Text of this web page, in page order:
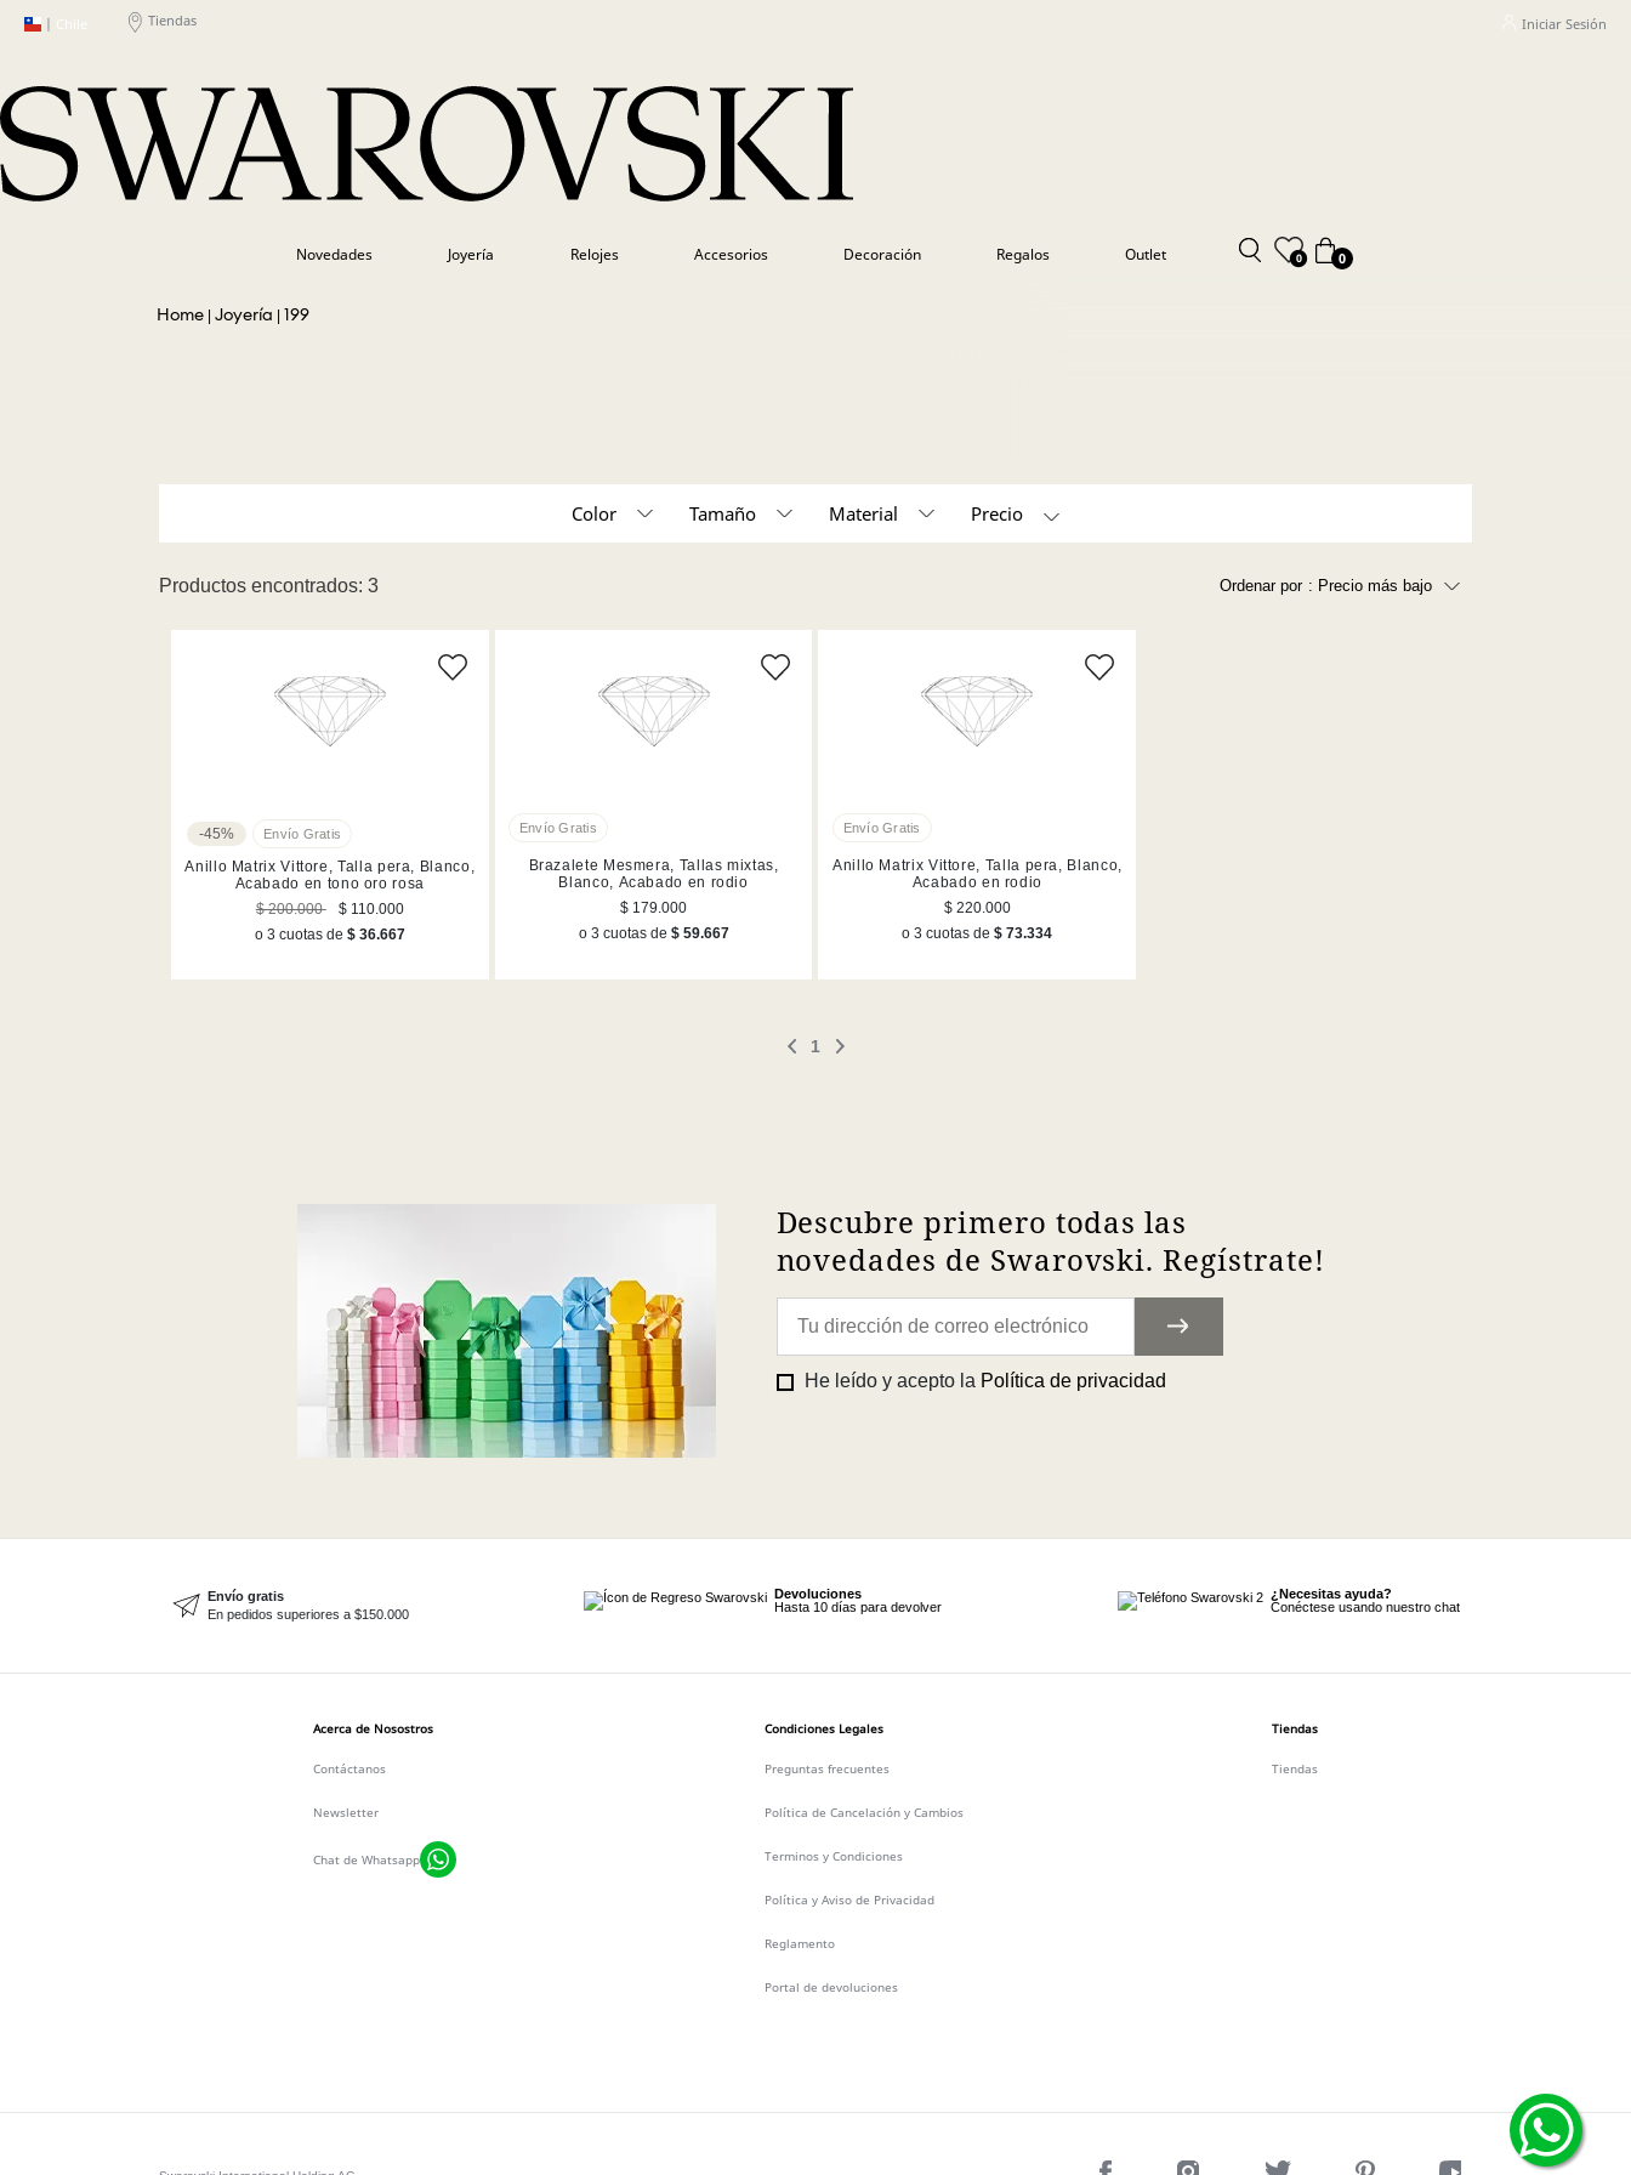
| Chile Tiendas Iniciar Sesión
Novedades Joyería Relojes Accesorios Decoración Regalos Outlet 0 0
Joyería 199
Color Tamaño Material
50,000 - 150,000 (1) 150,000 - 250,000 (2)
Productos encontrados: 3 Ordenar por : Precio más bajo
-45%
Anillo Matrix Vittore, Talla pera, Blanco,
Acabado en tono oro rosa
$ 200.000
$ 110.000
o 3 cuotas de $ 36.667
Brazalete Mesmera, Tallas mixtas,
Blanco, Acabado en rodio
$ 179.000
o 3 cuotas de $ 59.667
Anillo Matrix Vittore, Talla pera, Blanco,
Acabado en rodio
$ 220.000
o 3 cuotas de$ 73.334
1
Descubre primero todas las
novedades de Swarovski. Regístrate!
He leído y acepto la Política de privacidad
Envío gratis
En pedidos superiores a $150.000
Devoluciones
Hasta 10 días para devolver
¿Necesitas ayuda?
Conéctese usando nuestro chat
Acerca de Nosostros
Contáctanos
Newsletter
Chat de Whatsapp
Condiciones Legales
Preguntas frecuentes
Política de Cancelación y Cambios
Terminos y Condiciones
Política y Aviso de Privacidad
Reglamento
Portal de devoluciones
Tiendas
Tiendas